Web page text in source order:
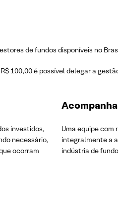
de fundos disponíveis no
100,00 é possível delegar a
investidos,
necessário,
ocorram
Uma equipe com
integralmente a
indústria de